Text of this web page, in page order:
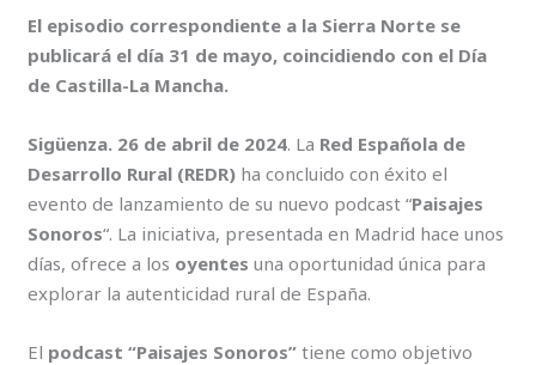
El episodio correspondiente a la Sierra Norte se
publicará el día 31 de mayo, coincidiendo con el Día
de Castilla-La Mancha.
Sigüenza. 26 de abril de 2024. La Red Española de
Desarrollo Rural (REDR) ha concluido con éxito el
evento de lanzamiento de su nuevo podcast “Paisajes
Sonoros“. La iniciativa, presentada en Madrid hace unos
días, ofrece a los oyentes una oportunidad única para
explorar la autenticidad rural de España.
El podcast “Paisajes Sonoros” tiene como objetivo